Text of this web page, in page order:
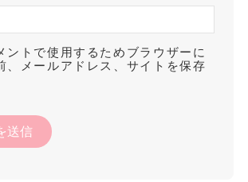
ントで使用するためブラウザーに
、メールアドレス、サイトを保存